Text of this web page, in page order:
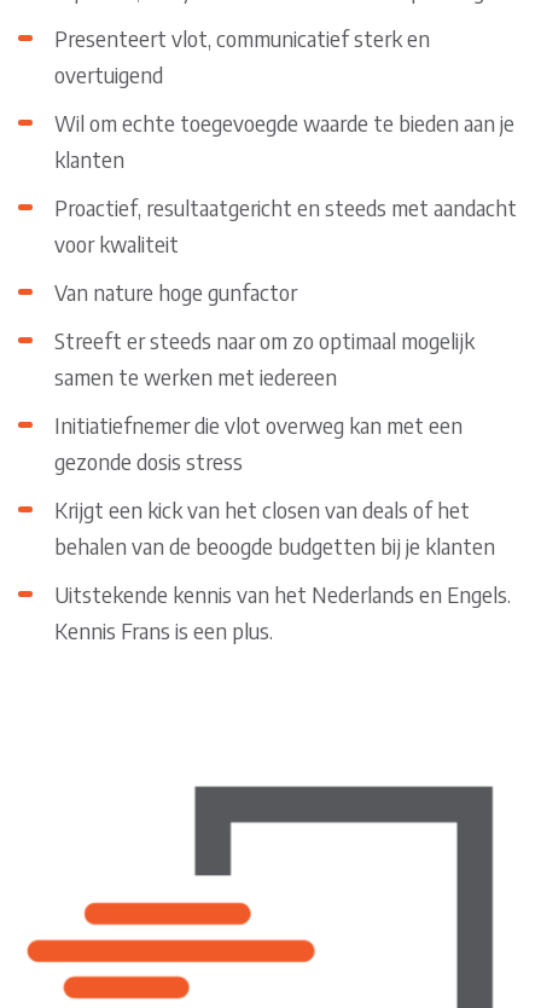
Presenteert vlot, communicatief sterk en
overtuigend
Wil om echte toegevoegde waarde te bieden aan je
klanten
Proactief, resultaatgericht en steeds met aandacht
voor kwaliteit
Van nature hoge gunfactor
Streeft er steeds naar om zo optimaal mogelijk
samen te werken met iedereen
Initiatiefnemer die vlot overweg kan met een
gezonde dosis stress
Krijgt een kick van het closen van deals of het
behalen van de beoogde budgetten bij je klanten
Uitstekende kennis van het Nederlands en Engels.
Kennis Frans is een plus.